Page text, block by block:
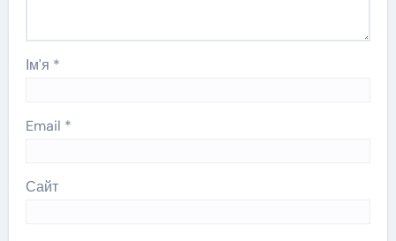
Ім'я *
Email *
Сайт